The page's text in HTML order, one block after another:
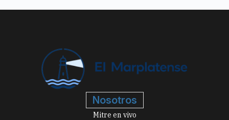
Nosotros
Mitre en vivo